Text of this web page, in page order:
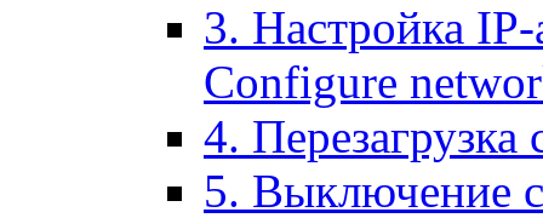
3. Настройка
Configure
4. Перезагрузка
5. Выключение